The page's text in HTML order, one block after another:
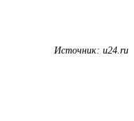
Источник: u24.ru